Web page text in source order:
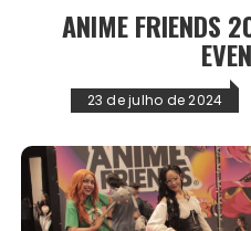
ANIME FRIENDS
23 de julho de 2024